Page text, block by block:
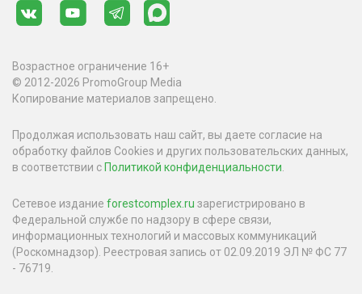
Возрастное ограничение 16+
© 2012-2026 PromoGroup Media
Копирование материалов запрещено.
Продолжая использовать наш сайт, вы даете согласие на
обработку файлов Cookies и других пользовательских данных,
в соответствии с Политикой конфиденциальности.
Сетевое издание forestcomplex.ru зарегистрировано в
Федеральной службе по надзору в сфере связи,
информационных технологий и массовых коммуникаций
(Роскомнадзор). Реестровая запись от 02.09.2019 ЭЛ № ФС 77
- 76719.